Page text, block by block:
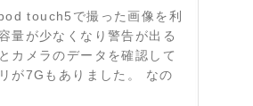
touch5で撮った画像を利
量が少なくなり警告が出る
カメラのデータを確認して
が7Gもありました。 なの